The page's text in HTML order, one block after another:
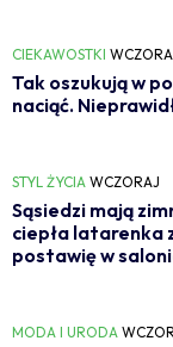
CIEKAWOSTKI
Tak oszukują w
naciąć.
STYL ŻYCIA WCZORAJ
Sąsiedzi mają
ciepła latarenka
postawię w
MODA I URODA